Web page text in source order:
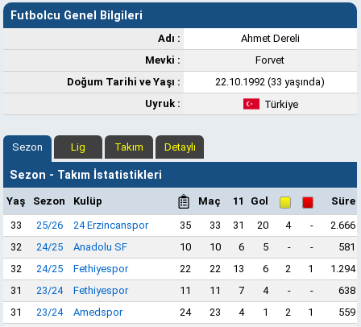
Futbolcu Genel Bilgileri
Adı :
Ahmet Dereli
Mevki :
Forvet
Doğum Tarihi ve Yaşı :
22.10.1992 (33 yaşında)
Uyruk :
Türkiye
Sezon Lig Takım Detaylı
Sezon - Takım İstatistikleri
Yaş Sezon Kulüp Maç 11 Gol
Süre
33
25/26 24 Erzincanspor 35 33 31 20 4 -
2.666
32
24/25 Anadolu SF 10 10 6 5 - -
581
32
24/25 Fethiyespor 22 22 13 6 2 1
1.294
31
23/24 Fethiyespor 11 11 7 4 - -
638
31
23/24 Amedspor 24 23 4 1 2 1
559